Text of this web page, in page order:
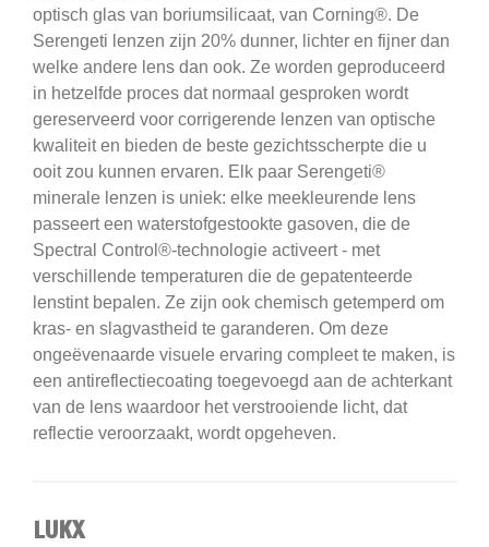
optisch glas van boriumsilicaat, van Corning®. De
Serengeti lenzen zijn 20% dunner, lichter en fijner dan
welke andere lens dan ook. Ze worden geproduceerd
in hetzelfde proces dat normaal gesproken wordt
gereserveerd voor corrigerende lenzen van optische
kwaliteit en bieden de beste gezichtsscherpte die u
ooit zou kunnen ervaren. Elk paar Serengeti®
minerale lenzen is uniek: elke meekleurende lens
passeert een waterstofgestookte gasoven, die de
Spectral Control®-technologie activeert - met
verschillende temperaturen die de gepatenteerde
lenstint bepalen. Ze zijn ook chemisch getemperd om
kras- en slagvastheid te garanderen. Om deze
ongeëvenaarde visuele ervaring compleet te maken, is
een antireflectiecoating toegevoegd aan de achterkant
van de lens waardoor het verstrooiende licht, dat
reflectie veroorzaakt, wordt opgeheven.
LUKX